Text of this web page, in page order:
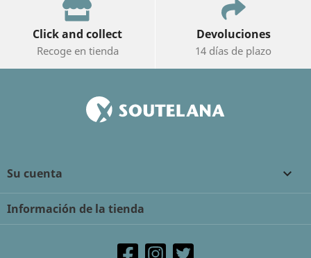
Click and collect
Recoge en tienda
Devoluciones
14 días de plazo
Su cuenta 
Información de la tienda